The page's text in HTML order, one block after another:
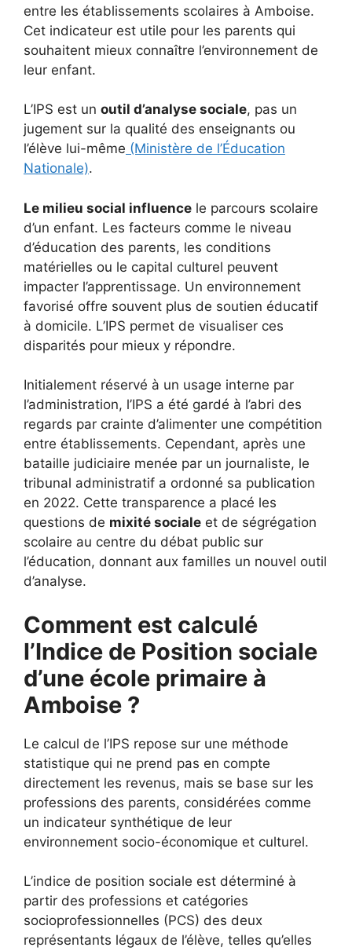
entre les établissements scolaires à Amboise.
Cet indicateur est utile pour les parents qui
souhaitent mieux connaître l’environnement de
leur enfant.
L’IPS est un outil d’analyse sociale, pas un
jugement sur la qualité des enseignants ou
l’élève lui-même (Ministère de l’Éducation
Nationale).
Le milieu social influence le parcours scolaire
d’un enfant. Les facteurs comme le niveau
d’éducation des parents, les conditions
matérielles ou le capital culturel peuvent
impacter l’apprentissage. Un environnement
favorisé offre souvent plus de soutien éducatif
à domicile. L’IPS permet de visualiser ces
disparités pour mieux y répondre.
Initialement réservé à un usage interne par
l’administration, l’IPS a été gardé à l’abri des
regards par crainte d’alimenter une compétition
entre établissements. Cependant, après une
bataille judiciaire menée par un journaliste, le
tribunal administratif a ordonné sa publication
en 2022. Cette transparence a placé les
questions de mixité sociale et de ségrégation
scolaire au centre du débat public sur
l’éducation, donnant aux familles un nouvel outil
d’analyse.
Comment est calculé
l’Indice de Position sociale
d’une école primaire à
Amboise ?
Le calcul de l’IPS repose sur une méthode
statistique qui ne prend pas en compte
directement les revenus, mais se base sur les
professions des parents, considérées comme
un indicateur synthétique de leur
environnement socio-économique et culturel.
L’indice de position sociale est déterminé à
partir des professions et catégories
socioprofessionnelles (PCS) des deux
représentants légaux de l’élève, telles qu’elles